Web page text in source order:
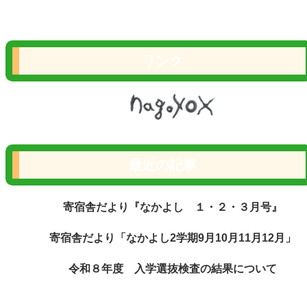
寄宿舎だより『なかよし １・２・３月号』
寄宿舎だより「なかよし2学期9月10月11月12月」
令和８年度 入学選抜検査の結果について